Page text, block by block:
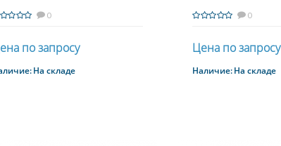
0
по запросу
КупитьНа складе
0
Цена по запросу
Купить
Наличие:На складе